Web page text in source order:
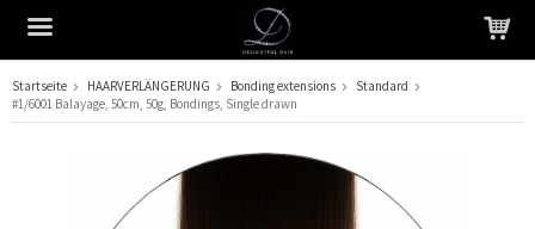
Das Produkt wurde in Ihren Warenkorb gelegt
Startseite HAARVERLÄNGERUNG Bonding extensions
Standard
#1/6001 Balayage, 50cm, 50g, Bondings, Single drawn